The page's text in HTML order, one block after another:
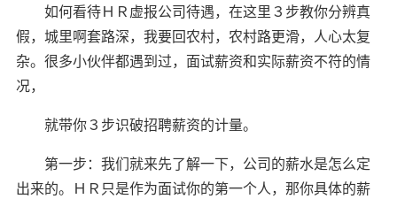
如何看待ＨＲ虚报公司待遇，在这里３步教你分辨真
假，城里啊套路深，我要回农村，农村路更滑，人心太复
杂。很多小伙伴都遇到过，面试薪资和实际薪资不符的情
况，
就带你３步识破招聘薪资的计量。
第一步：我们就来先了解一下，公司的薪水是怎么定
出来的。ＨＲ只是作为面试你的第一个人，那你具体的薪